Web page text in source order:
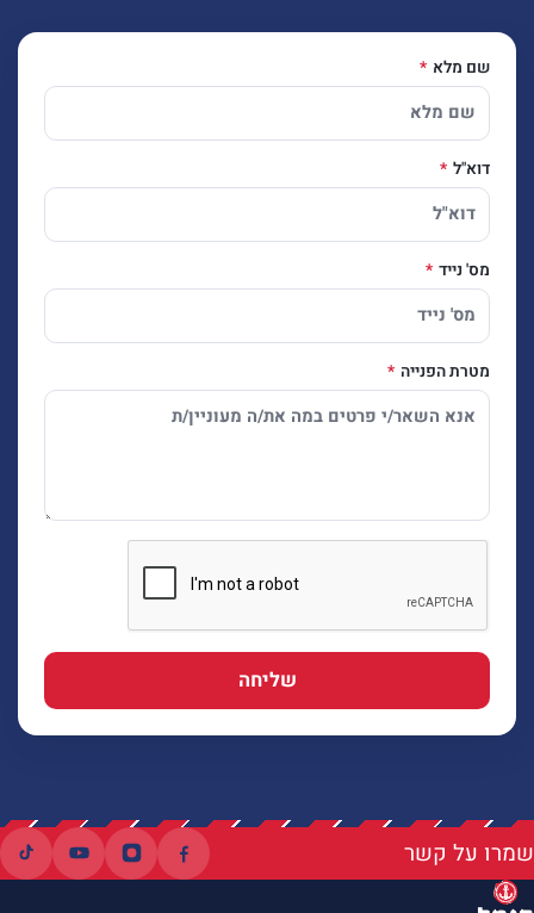
שם מלא
דוא"ל
מס' נייד
מטרת הפנייה
שליחה
שמרו על קשר